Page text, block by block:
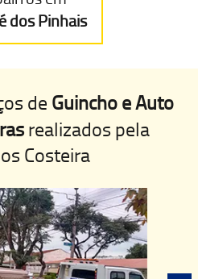
dos Pinhais
de Guincho e Auto
realizados pela
Costeira